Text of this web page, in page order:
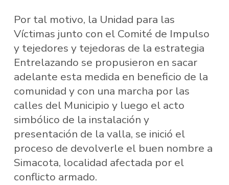
Por tal motivo, la Unidad para las
Víctimas junto con el Comité de Impulso
y tejedores y tejedoras de la estrategia
Entrelazando se propusieron en sacar
adelante esta medida en beneficio de la
comunidad y con una marcha por las
calles del Municipio y luego el acto
simbólico de la instalación y
presentación de la valla, se inició el
proceso de devolverle el buen nombre a
Simacota, localidad afectada por el
conflicto armado.